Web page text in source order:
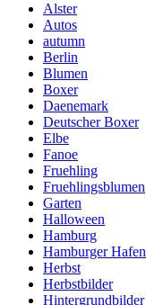
Alster
Autos
autumn
Berlin
Blumen
Boxer
Daenemark
Deutscher Boxer
Elbe
Fanoe
Fruehling
Fruehlingsblumen
Garten
Halloween
Hamburg
Hamburger Hafen
Herbst
Herbstbilder
Hintergrundbilder